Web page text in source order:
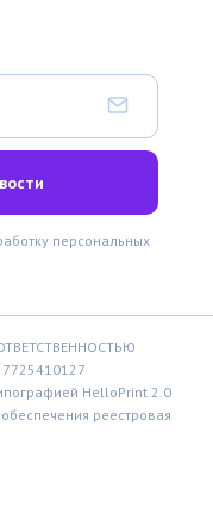
персональных
HelloPrint 2.0
реестровая